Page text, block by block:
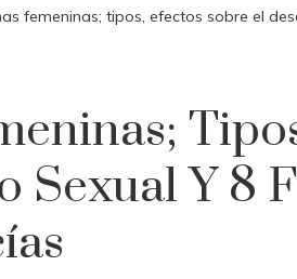
femeninas; tipos, efectos sobre el
Sexual Y 8